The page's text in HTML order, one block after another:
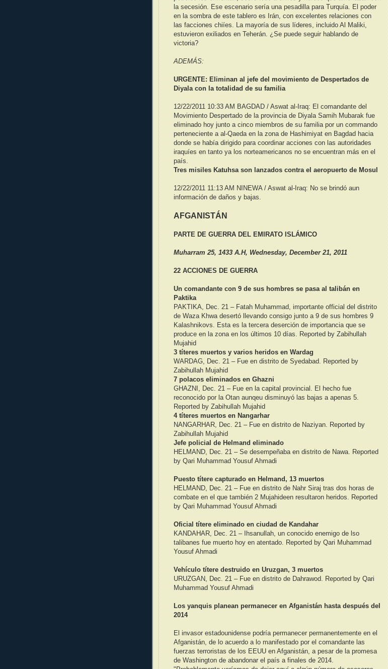
la secesión. Ese escenario sería una pesadilla para Turquía. El poder
en la sombra de este tablero es Irán, con excelentes relaciones con
las facciones chiíes. La mayoría de sus líderes, incluido Al Maliki,
estuvieron exiliados en Teherán. ¿Se puede seguir hablando de
victoria?
ADEMÁS:
URGENTE: Eliminan al jefe del movimiento de Despertados de
Diyala con la totalidad de su familia
12/22/2011 10:33 AM BAGDAD / Aswat al-Iraq: El comandante del
Movimiento Despertado de la provincia de Diyala Samih Mubarak fue
eliminado hoy junto a cinco miembros de su familia por un commando
perteneciente a al-Qaeda en la zona de Hashimiyat en Bagdad hacia
donde se había dirigido para coordinar acciones con las autoridades
iraquíes en tanto ya los norteamericanos no se encuentran más en el
país.
Tres misiles Katuhsa son lanzados contra el aeropuerto de Mosul
12/22/2011 11:13 AM NINEWA / Aswat al-Iraq: No se brindó aun
información de daños y bajas.
AFGANISTÁN
PARTE DE GUERRA DEL EMIRATO ISLÁMICO
Muharram 25, 1433 A.H, Wednesday, December 21, 2011
22 ACCIONES DE GUERRA
Un comandante con 9 de sus hombres se pasa al talibán en
Paktika
PAKTIKA, Dec. 21 – Fatah Muhammad, importante official del distrito
de Waza Khwa desertó llevando consigo junto a 9 de sus hombres 9
Kalashnikovs. Esta es la tercera deserción de importancia que se
produce en la zona en los últimos 10 días. Reported by Zabihullah
Mujahid
3 títeres muertos y varios heridos en Wardag
WARDAG, Dec. 21 – Fue en distrito de Syedabad. Reported by
Zabihullah Mujahid
7 polacos eliminados en Ghazni
GHAZNI, Dec. 21 – Fue en la capital provincial. El hecho fue
reconocido por la Otan aunqeu disminuyó las bajas a apenas 5.
Reported by Zabihullah Mujahid
4 títeres muertos en Nangarhar
NANGARHAR, Dec. 21 – Fue en distrito de Naziyan. Reported by
Zabihullah Mujahid
Jefe policial de Helmand eliminado
HELMAND, Dec. 21 – Se desempeñaba en distrito de Nawa. Reported
by Qari Muhammad Yousuf Ahmadi
Puesto títere capturado en Helmand, 13 muertos
HELMAND, Dec. 21 – Fue en distrito de Nahr Siraj tras dos horas de
combate en el que también 2 Mujahideen resultaron heridos. Reported
by Qari Muhammad Yousuf Ahmadi
Oficial títere eliminado en ciudad de Kandahar
KANDAHAR, Dec. 21 – Ihsanullah, un conocido enemigo de lso
talibanes fue muerto hoy en atentado. Reported by Qari Muhammad
Yousuf Ahmadi
Vehículo títere destruido en Uruzgan, 3 muertos
URUZGAN, Dec. 21 – Fue en distrito de Dahrawod. Reported by Qari
Muhammad Yousuf Ahmadi
Los yanquis planean permanecer en Afganistán hasta después del
2014
El invasor estadounidense podría permanecer permanentemente en el
Afganistán, de lo acuerdo a lo manifestado por el comandante las
fuerzas terroristas de los EEUU en Afganistán, a pesar de la promesa
de Washington de abandonar el país a finales de 2014.